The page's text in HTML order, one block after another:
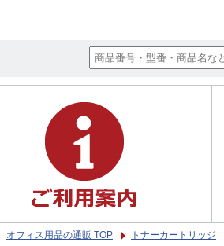
オフィス用品の通販 TOP トナーカートリッジ